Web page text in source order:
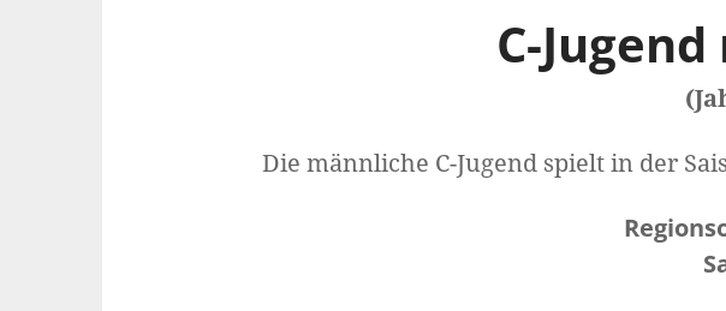
C-
Die männliche C-Jugend spielt in der